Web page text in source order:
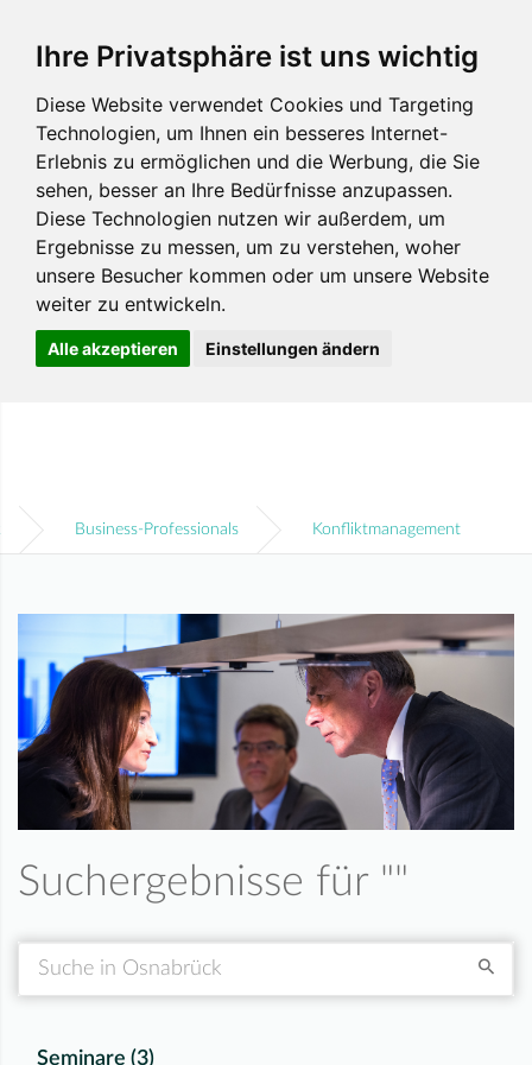
Ihre Privatsphäre ist uns wichtig
Diese Website verwendet Cookies und Targeting
Technologien, um Ihnen ein besseres Internet-
Erlebnis zu ermöglichen und die Werbung, die Sie
sehen, besser an Ihre Bedürfnisse anzupassen.
Diese Technologien nutzen wir außerdem, um
Ergebnisse zu messen, um zu verstehen, woher
unsere Besucher kommen oder um unsere Website
weiter zu entwickeln.
Alle akzeptieren Einstellungen ändern
Business-Professionals Konfliktmanagement
Suchergebnisse für ""
Seminare (3)